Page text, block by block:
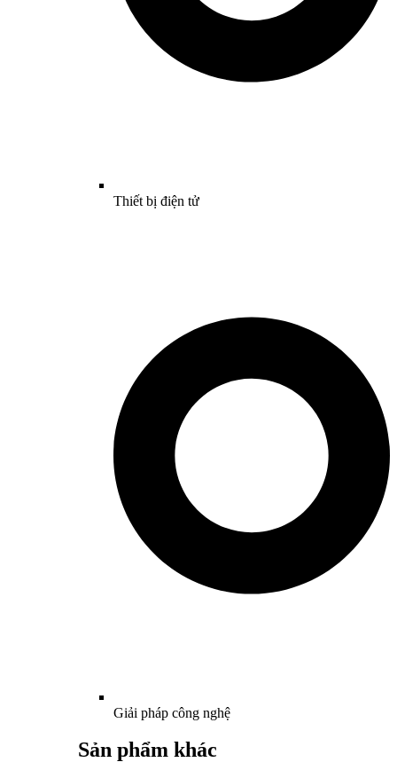
Thiết bị điện tử
Giải pháp công nghệ
Sản phẩm khác